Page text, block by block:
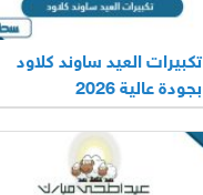
تكبيرات العيد ساوند كلاود
بجودة عالية 2026